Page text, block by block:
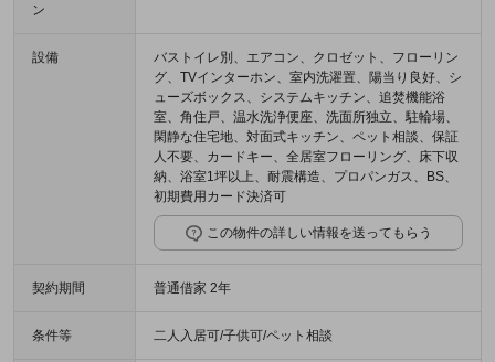
ン
設備
バストイレ別、エアコン、クロゼット、フローリン
グ、TVインターホン、室内洗濯置、陽当り良好、シ
ューズボックス、システムキッチン、追焚機能浴
室、角住戸、温水洗浄便座、洗面所独立、駐輪場、
閑静な住宅地、対面式キッチン、ペット相談、保証
人不要、カードキー、全居室フローリング、床下収
納、浴室1坪以上、耐震構造、プロパンガス、BS、
初期費用カード決済可
この物件の詳しい情報を送ってもらう
契約期間 普通借家 2年
条件等 二人入居可/子供可/ペット相談